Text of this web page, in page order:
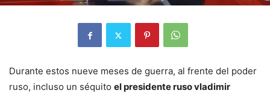
Durante estos nueve meses de guerra, al frente del poder
ruso, incluso un séquito el presidente ruso vladimir